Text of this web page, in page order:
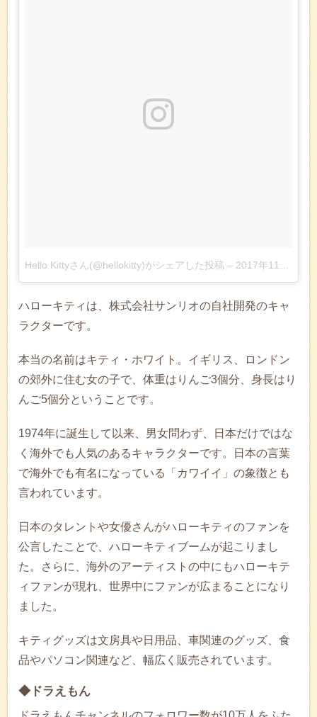
Hello Kittyさん(@hellokitty)がシェアした投稿 – 2017年11月月21日午前10時53分PST
ハローキティは、株式会社サンリオの自社開発のキャ
ラクターです。
本当の名前はキティ・ホワイト。イギリス、ロンドン
の郊外に住む女の子で、体重はりんご3個分、身長はり
んご5個分ということです。
1974年に誕生して以来、男女問わず、日本だけではな
く海外でも人気のあるキャラクターです。日本の言葉
で海外でも有名になっている「カワイイ」の象徴とも
言われています。
日本のタレントや女優さんがハローキティのファンを
公言したことで、ハローキティブームが起こりまし
た。さらに、海外のアーティストの中にもハローキテ
ィファンが現れ、世界中にファンが広まることになり
ました。
キティグッズは文房具や日用品、車関連のグッズ、食
品やパソコン関連など、幅広く販売されています。
◆ドラえもん